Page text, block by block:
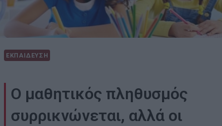
ΕΚΠΑΙΔΕΥΣΗ
Ο μαθητικός πληθυσμός
συρρικνώνεται, αλλά οι